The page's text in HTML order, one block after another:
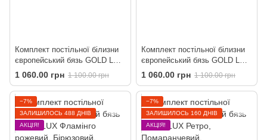
Комплект постільної білизни
європейський бязь GOLD LUX
Кулі
1 060.00 грн 1 100.00 грн
Комплект постільної білизни
європейський бязь GOLD LUX
Кулі
1 060.00 грн 1 100.00 грн
−7%
ЗАЛИШИЛОСЬ 488 ДНІВ
АКЦІЯ!
−7%
ЗАЛИШИЛОСЬ 160 ДНІВ
АКЦІЯ!